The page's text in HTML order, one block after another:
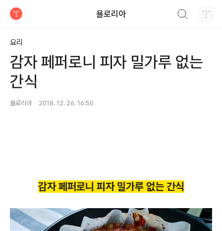
욜로리아
요리
감자 페퍼로니 피자 밀가루 없는
간식
욜로리아 2018. 12. 26. 16:50
감자 페퍼로니 피자 밀가루 없는 간식